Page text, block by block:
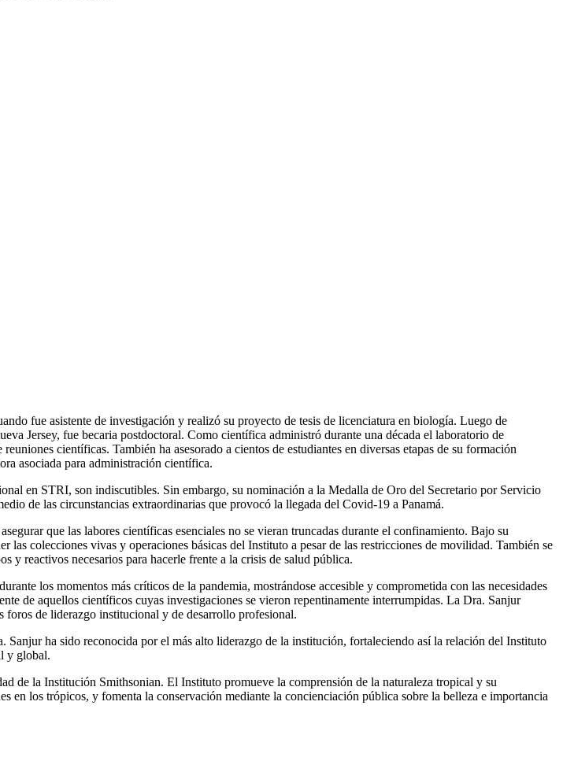
fue asistente de investigación y realizó su proyecto de tesis de licenciatura en biología. Luego de
Jersey, fue becaria postdoctoral. Como científica administró durante una década el laboratorio de
científicas. También ha asesorado a cientos de estudiantes en diversas etapas de su formación
asociada para administración científica.
en STRI, son indiscutibles. Sin embargo, su nominación a la Medalla de Oro del Secretario por Servicio
de las circunstancias extraordinarias que provocó la llegada del Covid-19 a Panamá.
que las labores científicas esenciales no se vieran truncadas durante el confinamiento. Bajo su
colecciones vivas y operaciones básicas del Instituto a pesar de las restricciones de movilidad. También se
y reactivos necesarios para hacerle frente a la crisis de salud pública.
los momentos más críticos de la pandemia, mostrándose accesible y comprometida con las necesidades
de aquellos científicos cuyas investigaciones se vieron repentinamente interrumpidas. La Dra. Sanjur
foros de liderazgo institucional y de desarrollo profesional.
ha sido reconocida por el más alto liderazgo de la institución, fortaleciendo así la relación del Instituto
y global.
de la Institución Smithsonian. El Instituto promueve la comprensión de la naturaleza tropical y su
en los trópicos, y fomenta la conservación mediante la concienciación pública sobre la belleza e importancia